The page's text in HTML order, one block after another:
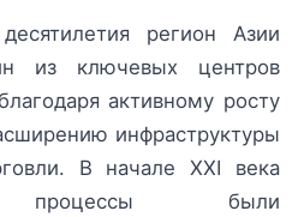
регион Азии
из ключевых центров
активному росту
инфраструктуры
В начале XXI века
процессы были